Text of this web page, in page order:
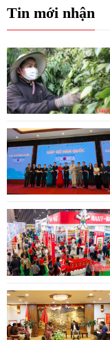
Tin mới nhận